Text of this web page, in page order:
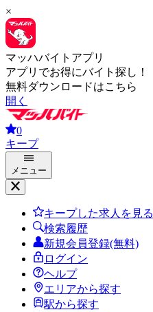
×
マッハバイトアプリ
アプリでお得にバイト探し！
無料ダウンロードはこちら
開く
0
キープ
メニュー
キープした求人を見る
検索履歴
新規会員登録(無料)
ログイン
ヘルプ
エリアから探す
駅から探す